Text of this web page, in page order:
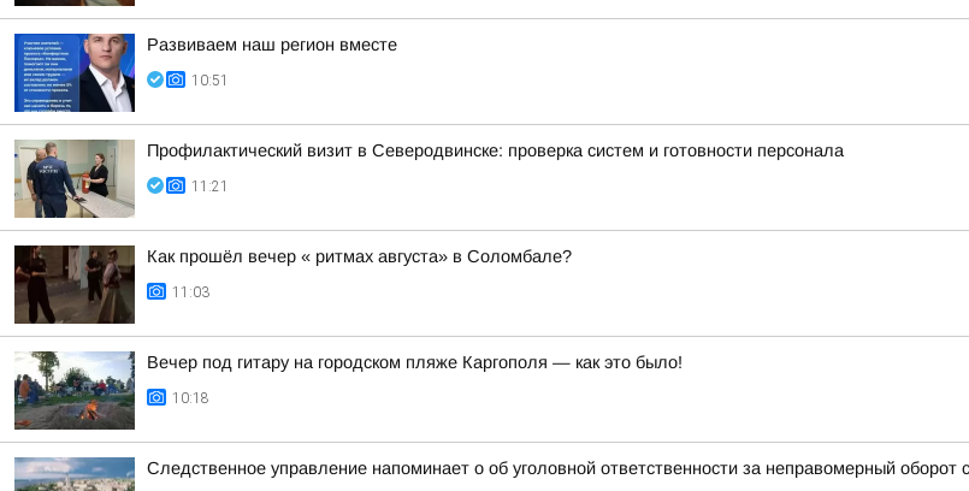
Развиваем наш регион вместе
10:51
Профилактический визит в Северодвинске: проверка систем и готовности персонала
11:21
Как прошёл вечер « ритмах августа» в Соломбале?
11:03
Вечер под гитару на городском пляже Каргополя — как это было!
10:18
Следственное управление напоминает о об уголовной ответственности за неправомерный оборот